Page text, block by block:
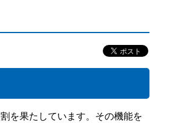
を果たしています。その機能を